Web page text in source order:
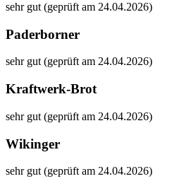
sehr gut (geprüft am 24.04.2026)
Paderborner
sehr gut (geprüft am 24.04.2026)
Kraftwerk-Brot
sehr gut (geprüft am 24.04.2026)
Wikinger
sehr gut (geprüft am 24.04.2026)